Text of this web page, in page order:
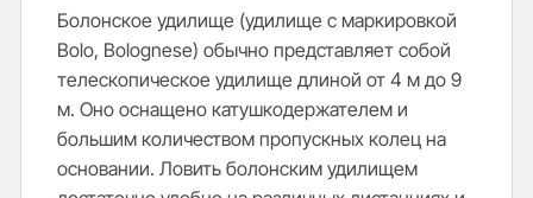
Болонское удилище (удилище с маркировкой
Bolo, Bolognese) обычно представляет собой
телескопическое удилище длиной от 4 м до 9
м. Оно оснащено катушкодержателем и
большим количеством пропускных колец на
основании. Ловить болонским удилищем